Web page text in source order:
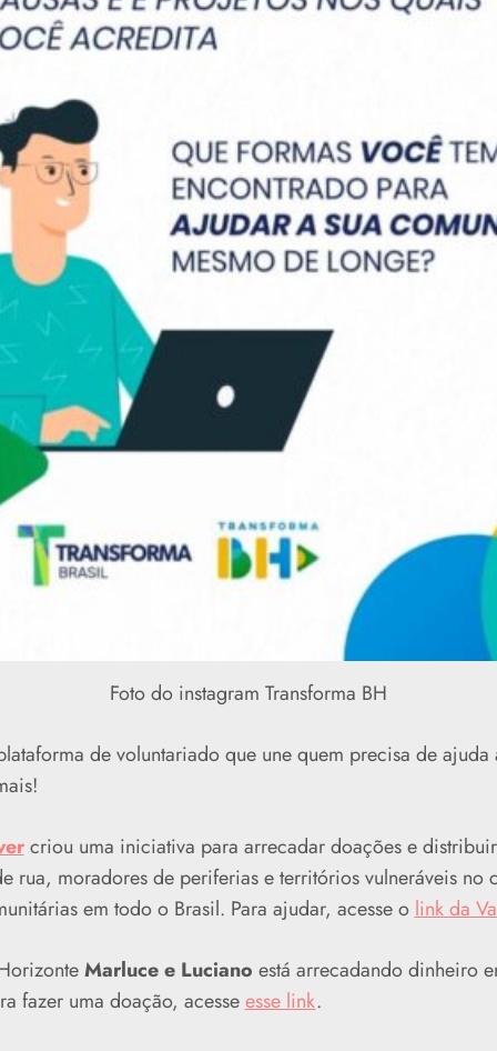
Foto do instagram Transforma BH
de voluntariado que une quem precisa de ajuda
criou uma iniciativa para arrecadar doações e
rua, moradores de periferias e territórios vulneráveis no
em todo o Brasil. Para ajudar, acesse o link da
Marluce e Luciano está arrecadando dinheiro
fazer uma doação, acesseesse link.